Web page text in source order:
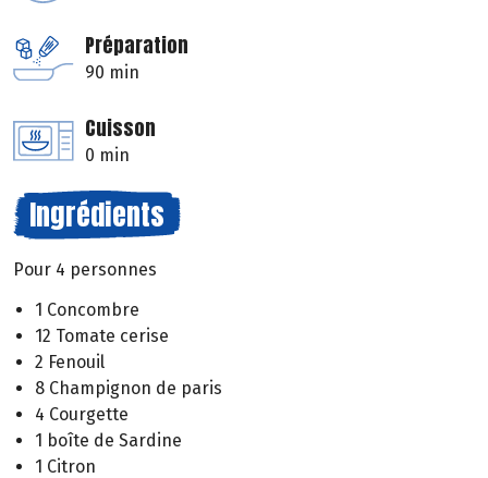
Préparation
90 min
Cuisson
0 min
Ingrédients
Pour 4 personnes
1 Concombre
12 Tomate cerise
2 Fenouil
8 Champignon de paris
4 Courgette
1 boîte de Sardine
1 Citron